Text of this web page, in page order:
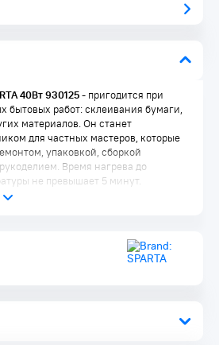
40Вт 930125- пригодится при
бытовых работ: склеивания бумаги,
материалов. Он станет
для частных мастеров, которые
упаковкой, сборкой
Время нагрева до
не превышает 5 минут.
пластмассы устойчив к
ствола